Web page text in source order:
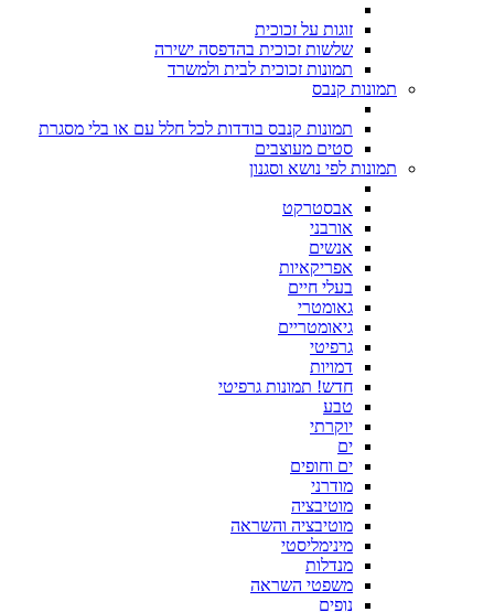
זוגות על זכוכית
שלשות זכוכית בהדפסה ישירה
תמונות זכוכית לבית ולמשרד
תמונות קנבס
תמונות קנבס בודדות לכל חלל עם או בלי מסגרת
סטים מעוצבים
תמונות לפי נושא וסגנון
אבסטרקט
אורבני
אנשים
אפריקאיות
בעלי חיים
גאומטרי
גיאומטריים
גרפיטי
דמויות
חדש! תמונות גרפיטי
טבע
יוקרתי
ים
ים וחופים
מודרני
מוטיבציה
מוטיבציה והשראה
מינימליסטי
מנדלות
משפטי השראה
נופים